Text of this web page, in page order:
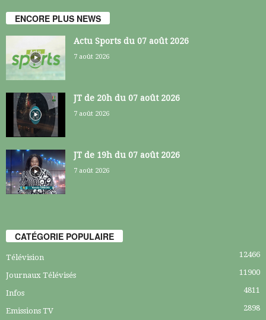
ENCORE PLUS NEWS
Actu Sports du 07 août 2026
7 août 2026
JT de 20h du 07 août 2026
7 août 2026
JT de 19h du 07 août 2026
7 août 2026
CATÉGORIE POPULAIRE
Télévision 12466
Journaux Télévisés 11900
Infos 4811
Emissions TV 2898